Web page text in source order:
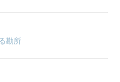
勘所